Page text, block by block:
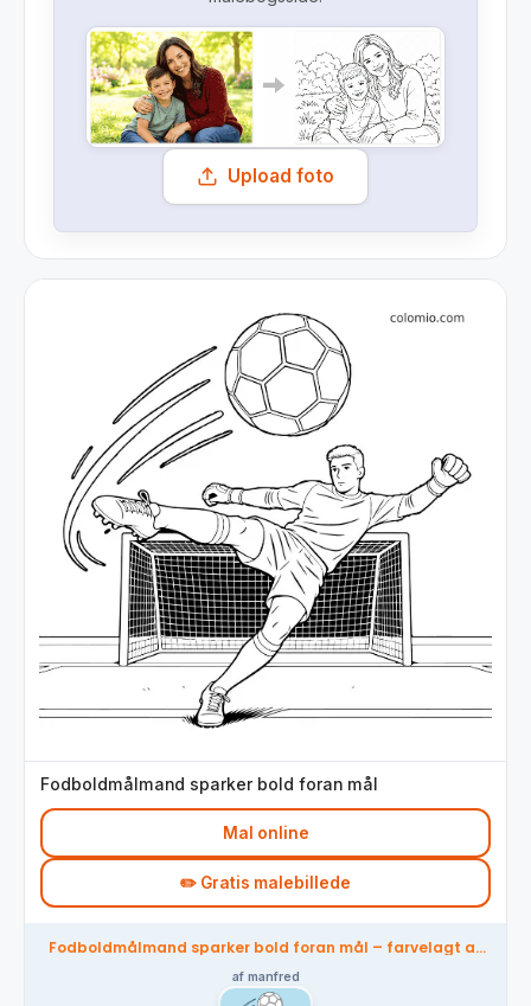
Upload foto
Fodboldmålmand sparker bold foran mål
Mal online
✏️ Gratis malebillede
Fodboldmålmand sparker bold foran mål – farvelagt af
af manfred